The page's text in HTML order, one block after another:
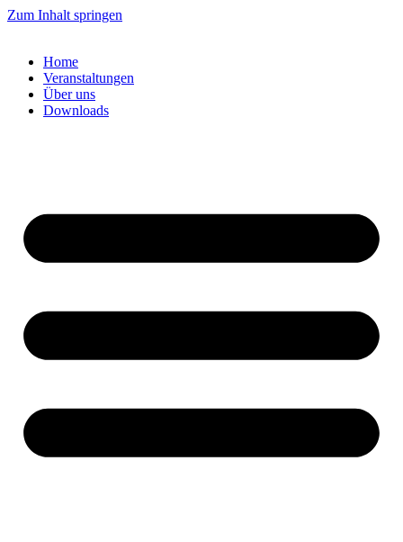
Zum Inhalt springen
Home
Veranstaltungen
Über uns
Downloads